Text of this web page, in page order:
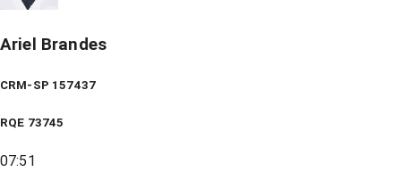
Ariel Brandes
CRM-SP 157437
RQE 73745
07:51